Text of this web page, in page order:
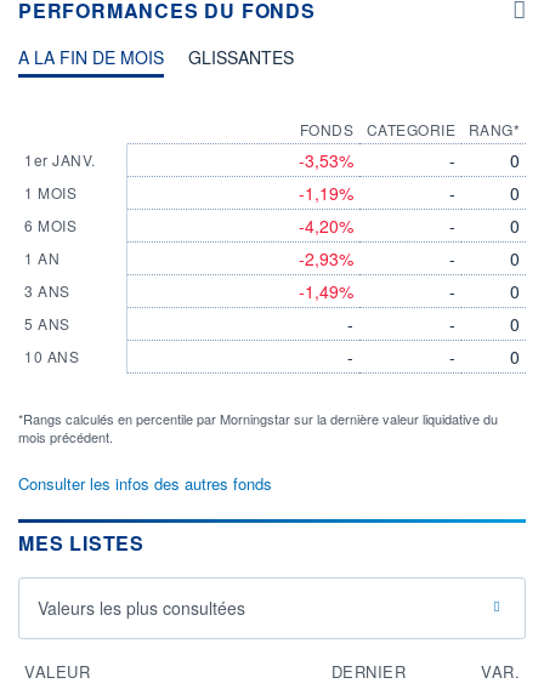
PERFORMANCES DU FONDS
A LA FIN DE MOIS GLISSANTES
1er JANV.
1 MOIS
6 MOIS
1 AN
3 ANS
5 ANS
10 ANS
FONDS
-3,53%
-1,19%
-4,20%
-2,93%
-1,49%
-
-
CATEGORIE
-
-
-
-
-
-
-
RANG*
0
0
0
0
0
0
0
*Rangs calculés en percentile par Morningstar sur la dernière valeur liquidative du
mois précédent.
Consulter les infos des autres fonds
MES LISTES
Valeurs les plus consultées
VALEUR DERNIER
VAR.